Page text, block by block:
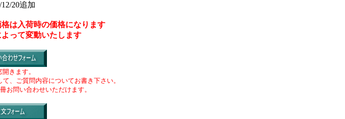
12/20追加
は入荷時の価格になります
って変動いたします
きます。
、ご質問内容についてお書き下さい。
お問い合わせいただけます。